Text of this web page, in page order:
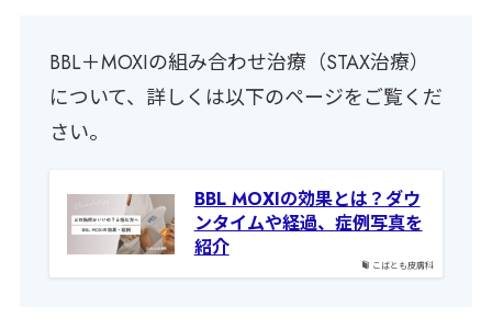
BBL＋MOXIの組み合わせ治療（STAX治療）
について、詳しくは以下のページをご覧くだ
さい。
こばとも皮膚科
BBL MOXIの効果とは？ダウ
ンタイムや経過、症例写真を
紹介